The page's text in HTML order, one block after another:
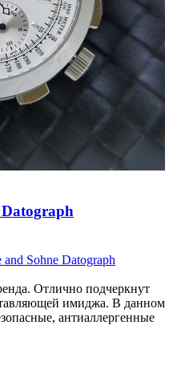
Sohne Datograph
Отлично подчеркнут
имиджа. В данном
антиаллергенные